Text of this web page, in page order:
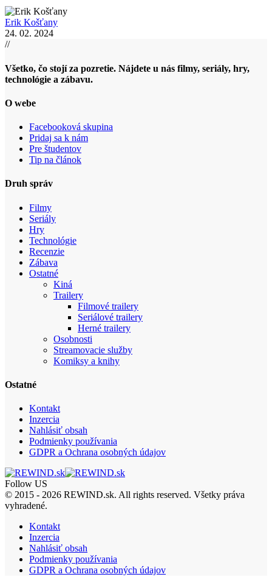
Erik Košťany
24. 02. 2024
//
Všetko, čo stojí za pozretie. Nájdete u nás filmy, seriály, hry,
technológie a zábavu.
O webe
Facebooková skupina
Pridaj sa k nám
Pre študentov
Tip na článok
Druh správ
Filmy
Seriály
Hry
Technológie
Recenzie
Zábava
Ostatné
Kiná
Trailery
Filmové trailery
Seriálové trailery
Herné trailery
Osobnosti
Streamovacie služby
Komiksy a knihy
Ostatné
Kontakt
Inzercia
Nahlásiť obsah
Podmienky používania
GDPR a Ochrana osobných údajov
Follow US
© 2015 - 2026 REWIND.sk. All rights reserved. Všetky práva
vyhradené.
Kontakt
Inzercia
Nahlásiť obsah
Podmienky používania
GDPR a Ochrana osobných údajov